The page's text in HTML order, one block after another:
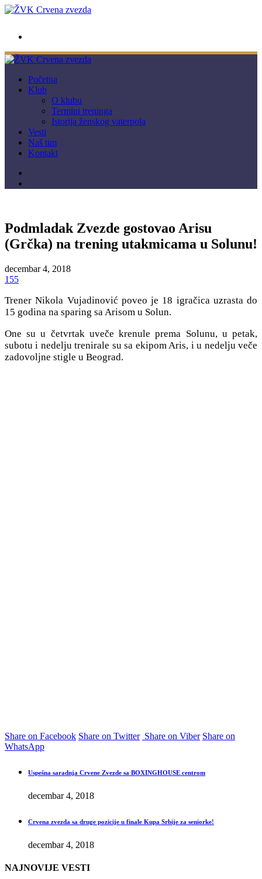
Početna
Klub
O klubu
Termini treninga
Istorija ženskog vaterpola
Vesti
Naš tim
Kontakt
Podmladak Zvezde gostovao Arisu
(Grčka) na trening utakmicama u Solunu!
decembar 4, 2018
155
Trener Nikola Vujadinović poveo je 18 igračica uzrasta do
15 godina na sparing sa Arisom u Solun.
One su u četvrtak uveče krenule prema Solunu, u petak,
subotu i nedelju trenirale su sa ekipom Aris, i u nedelju veče
zadovoljne stigle u Beograd.
Share on Facebook Share on Twitter Share on Viber Share on
WhatsApp
Uspešna saradnja Crvene Zvezde sa BOXINGHOUSE centrom
decembar 4, 2018
Crvena zvezda sa druge pozicije u finale Kupa Srbije za seniorke!
decembar 4, 2018
NAJNOVIJE VESTI